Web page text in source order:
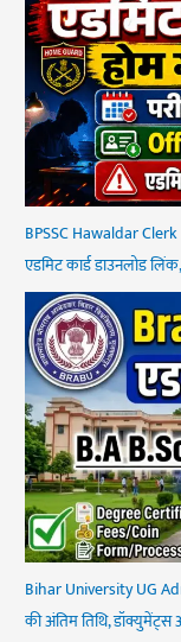
BPSSC Hawaldar
एडमिट कार्ड डाउनलोड
Bihar University UG
की अंतिम तिथि, डॉक्युमेंट्स